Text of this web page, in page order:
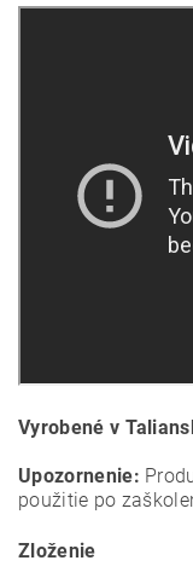
Vyrobené v
Upozornenie:
použitie po
Zloženie